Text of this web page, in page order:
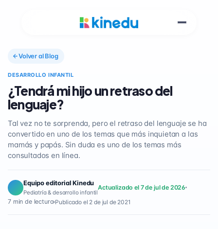
Volver al Blog
DESARROLLO INFANTIL
¿Tendrá mi hijo un retraso del
lenguaje?
Tal vez no te sorprenda, pero el retraso del lenguaje se ha
convertido en uno de los temas que más inquietan a las
mamás y papás. Sin duda es uno de los temas más
consultados en línea.
Equipo editorial Kinedu
Pediatría & desarrollo infantil
Actualizado el 7 de jul de 2026
7 min de lectura Publicado el 2 de jul de 2021